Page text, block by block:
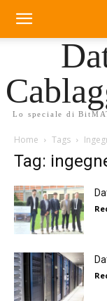
Lo speciale di
Home Tags
Tag: